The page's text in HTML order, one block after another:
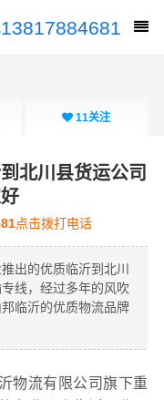
13817884681
11关注
北川县货运公司
点击拨打电话
出的优质临沂到北川
线，经过多年的风吹
临沂的优质物流品牌
物流有限公司旗下重